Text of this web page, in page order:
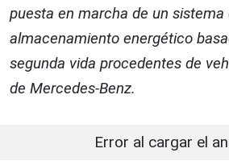
puesta en marcha de un sistema
almacenamiento energético
segunda vida procedentes de
de Mercedes-Benz.
Error al cargar el